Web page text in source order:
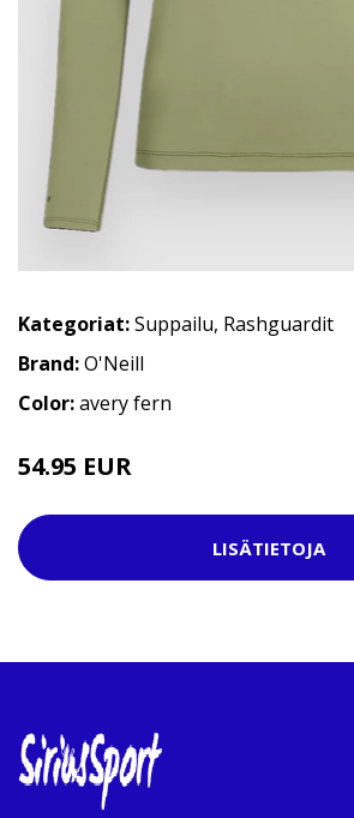
Kategoriat:Suppailu, Rashguardit
Brand:O'Neill
Color:avery fern
54.95 EUR
LISÄTIETOJA